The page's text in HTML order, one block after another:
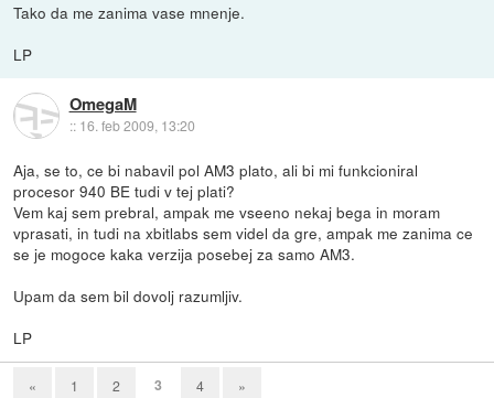
Tako da me zanima vase mnenje.
LP
OmegaM
:: 16. feb 2009, 13:20
Aja, se to, ce bi nabavil pol AM3 plato, ali bi mi funkcioniral
procesor 940 BE tudi v tej plati?
Vem kaj sem prebral, ampak me vseeno nekaj bega in moram
vprasati, in tudi na xbitlabs sem videl da gre, ampak me zanima ce
se je mogoce kaka verzija posebej za samo AM3.
Upam da sem bil dovolj razumljiv.
LP
« 1 2 3 4 »